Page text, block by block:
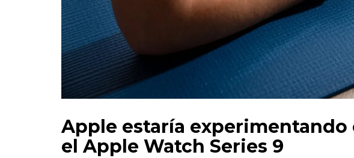
Apple estaría experimentando
el Apple Watch Series 9